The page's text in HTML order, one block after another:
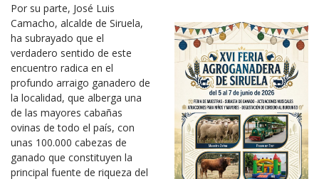
Por su parte, José Luis
Camacho, alcalde de Siruela,
ha subrayado que el
verdadero sentido de este
encuentro radica en el
profundo arraigo ganadero de
la localidad, que alberga una
de las mayores cabañas
ovinas de todo el país, con
unas 100.000 cabezas de
ganado que constituyen la
principal fuente de riqueza del